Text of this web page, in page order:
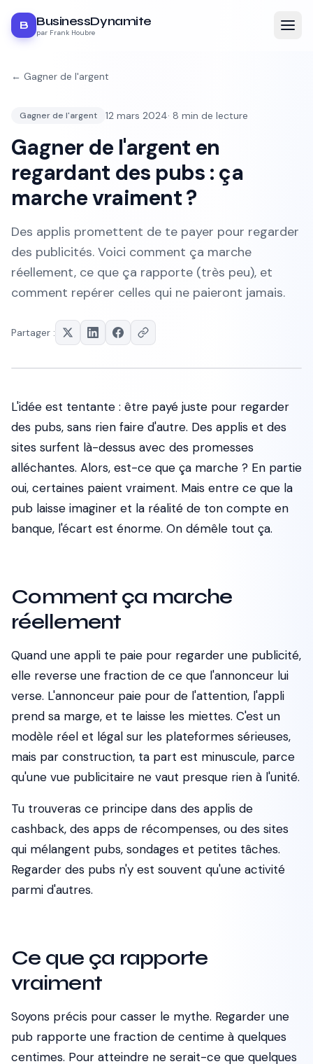
B BusinessDynamite
par Frank Houbre
← Gagner de l'argent
Gagner de l'argent 12 mars 2024· 8 min de lecture
Gagner de l'argent en
regardant des pubs : ça
marche vraiment ?
Des applis promettent de te payer pour regarder
des publicités. Voici comment ça marche
réellement, ce que ça rapporte (très peu), et
comment repérer celles qui ne paieront jamais.
Partager :
L'idée est tentante : être payé juste pour regarder
des pubs, sans rien faire d'autre. Des applis et des
sites surfent là-dessus avec des promesses
alléchantes. Alors, est-ce que ça marche ? En partie
oui, certaines paient vraiment. Mais entre ce que la
pub laisse imaginer et la réalité de ton compte en
banque, l'écart est énorme. On démêle tout ça.
Comment ça marche
réellement
Quand une appli te paie pour regarder une publicité,
elle reverse une fraction de ce que l'annonceur lui
verse. L'annonceur paie pour de l'attention, l'appli
prend sa marge, et te laisse les miettes. C'est un
modèle réel et légal sur les plateformes sérieuses,
mais par construction, ta part est minuscule, parce
qu'une vue publicitaire ne vaut presque rien à l'unité.
Tu trouveras ce principe dans des applis de
cashback, des apps de récompenses, ou des sites
qui mélangent pubs, sondages et petites tâches.
Regarder des pubs n'y est souvent qu'une activité
parmi d'autres.
Ce que ça rapporte
vraiment
Soyons précis pour casser le mythe. Regarder une
pub rapporte une fraction de centime à quelques
centimes. Pour atteindre ne serait-ce que quelques